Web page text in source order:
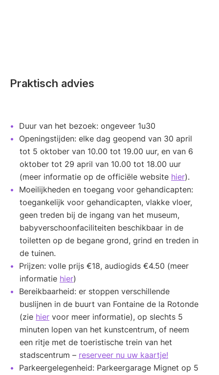
Praktisch advies
Duur van het bezoek: ongeveer 1u30
Openingstijden: elke dag geopend van 30 april
tot 5 oktober van 10.00 tot 19.00 uur, en van 6
oktober tot 29 april van 10.00 tot 18.00 uur
(meer informatie op de officiële website hier).
Moeilijkheden en toegang voor gehandicapten:
toegankelijk voor gehandicapten, vlakke vloer,
geen treden bij de ingang van het museum,
babyverschoonfaciliteiten beschikbaar in de
toiletten op de begane grond, grind en treden in
de tuinen.
Prijzen: volle prijs €18, audiogids €4.50 (meer
informatie hier)
Bereikbaarheid: er stoppen verschillende
buslijnen in de buurt van Fontaine de la Rotonde
(zie hier voor meer informatie), op slechts 5
minuten lopen van het kunstcentrum, of neem
een ritje met de toeristische trein van het
stadscentrum – reserveer nu uw kaartje!
Parkeergelegenheid: Parkeergarage Mignet op 5